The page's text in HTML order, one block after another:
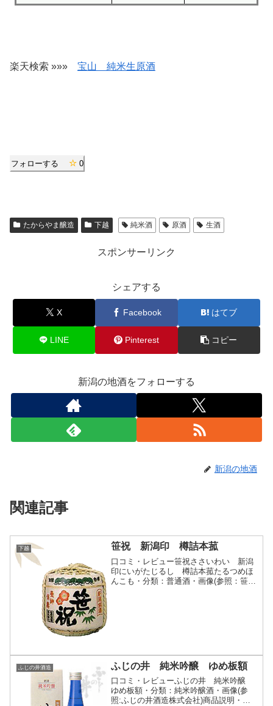
楽天検索 »»» 宝山 純米生原酒
フォローする 0
たからやま醸造 下越 純米酒 原酒 生酒
スポンサーリンク
シェアする
X Facebook はてブ
LINE Pinterest コピー
新潟の地酒をフォローする
新潟の地酒
関連記事
下越 笹祝 新潟印 樽詰本菰
口コミ・レビュー笹祝ささいわい 新潟
印にいがたじるし 樽詰本菰たるつめほ
んこも・分類：普通酒・画像(参照：笹祝
ふじの井酒造 ふじの井 純米吟醸 ゆめ板額
口コミ・レビューふじの井 純米吟醸
ゆめ板額・分類：純米吟醸酒・画像(参
照:ふじの井酒造株式会社)商品説明・特